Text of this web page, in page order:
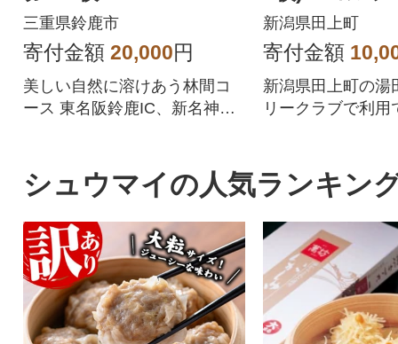
三重県鈴鹿市
寄付金額 20,000円
美しい自然に溶けあう林間コ
ース 東名阪鈴鹿IC、新名神鈴
券 ゴルフ
新潟県田上町
新潟県田上町
寄付金額
新潟県田上町の湯
リークラブで利用
シュウマイの人気ランキン